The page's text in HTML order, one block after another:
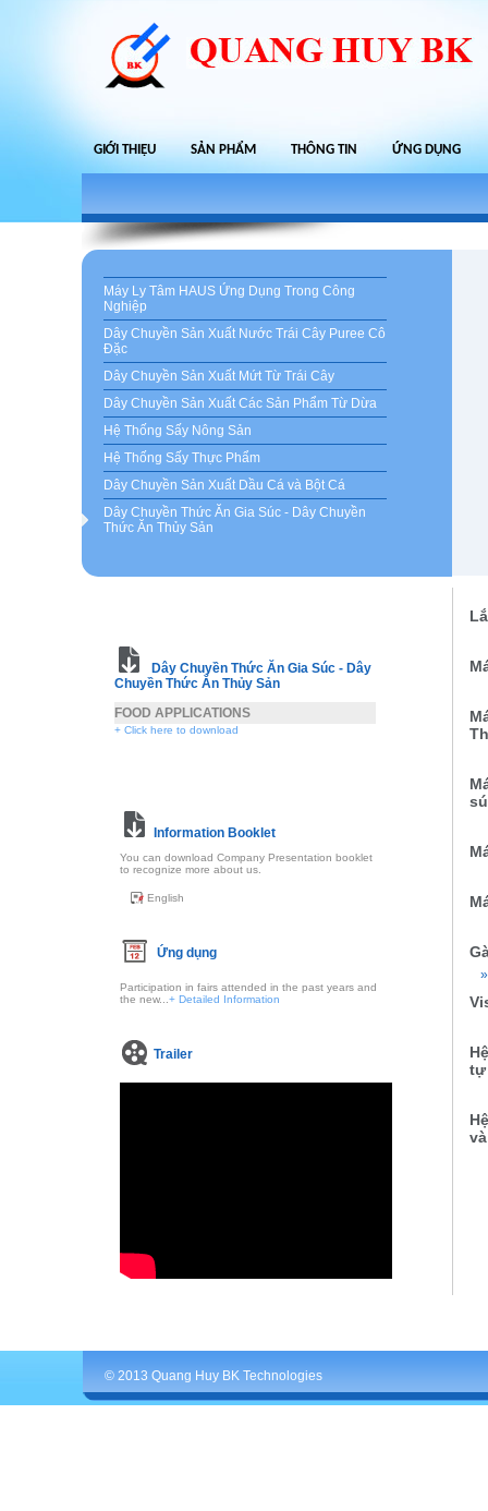
GIỚI THIỆU SẢN PHẨM THÔNG TIN ỨNG DỤNG
Máy Ly Tâm HAUS Ứng Dụng Trong Công
Nghiệp
Dây Chuyền Sản Xuất Nước Trái Cây Puree Cô
Đặc
Dây Chuyền Sản Xuất Mứt Từ Trái Cây
Dây Chuyền Sản Xuất Các Sản Phẩm Từ Dừa
Hệ Thống Sấy Nông Sản
Hệ Thống Sấy Thực Phẩm
Dây Chuyền Sản Xuất Dầu Cá và Bột Cá
Dây Chuyền Thức Ăn Gia Súc - Dây Chuyền
Thức Ăn Thủy Sản
Dây Chuyền Thức Ăn Gia Súc - Dây
Chuyền Thức Ăn Thủy Sản
FOOD APPLICATIONS
+ Click here to download
Information Booklet
You can download Company Presentation booklet
to recognize more about us.
English
Ứng dụng
Participation in fairs attended in the past years and
the new... + Detailed Information
Trailer
tự
© 2013 Quang Huy BK Technologies